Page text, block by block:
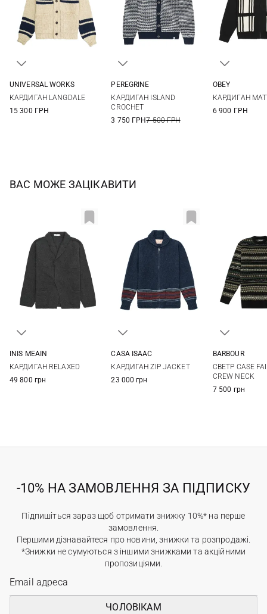
UNIVERSAL WORKS
КАРДИГАН LANGDALE
15 300 ГРН
PEREGRINE
КАРДИГАН ISLAND
CROCHET
3 750 ГРН7 500 ГРН
OBEY
КАРДИГАН
6 900 ГРН
ВАС МОЖЕ ЗАЦІКАВИТИ
INIS MEAIN
КАРДИГАН RELAXED
49 800 грн
CASA ISAAC
КАРДИГАН ZIP JACKET
23 000 грн
BARBOUR
СВЕТР CASE
CREW NECK
7 500 грн
-10% НА ЗАМОВЛЕННЯ ЗА ПІДПИСКУ
Підпишіться зараз щоб отримати знижку 10%* на перше
замовлення.
Першими дізнавайтеся про новини, знижки та розпродажі.
*Знижки не сумуються з іншими знижками та акційними
пропозиціями.
ЧОЛОВІКАМ